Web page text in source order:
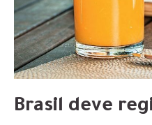
Brasil deve